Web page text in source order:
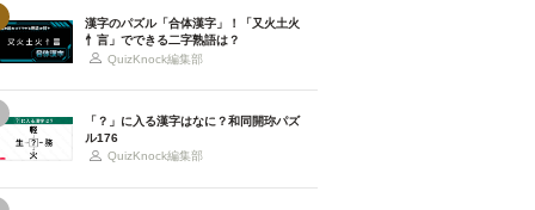
漢字のパズル「合体漢字」！「又火土火
忄言」でできる二字熟語は？
QuizKnock編集部
「？」に入る漢字はなに？和同開珎パズ
ル176
QuizKnock編集部